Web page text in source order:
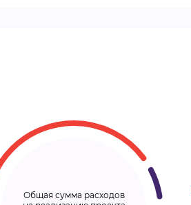
Общая сумма расходов